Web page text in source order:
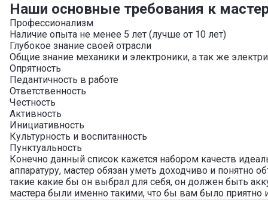
Наши основные требования к
Профессионализм
Наличие опыта не менее 5 лет (лучше от 10 лет)
Глубокое знание своей отрасли
Общие знание механики и электроники, а так же
Опрятность
Педантичность в работе
Ответственность
Честность
Активность
Инициативность
Культурность и воспитанность
Пунктуальность
Конечно данный список кажется набором качеств
аппаратуру, мастер обязан уметь доходчиво и понятно
такие какие бы он выбрал для себя, он должен быть
мастера были именно такими, что бы вам было приятно